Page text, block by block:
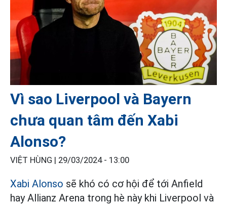
Vì sao Liverpool và Bayern
chưa quan tâm đến Xabi
Alonso?
VIỆT HÙNG | 29/03/2024 - 13:00
Xabi Alonso sẽ khó có cơ hội để tới Anfield
hay Allianz Arena trong hè này khi Liverpool và